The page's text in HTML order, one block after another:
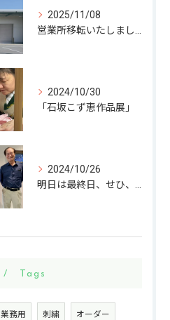
2025/11/08
2024/10/30
「石坂こず恵作品展」
2024/10/26
Tags
業務用 刺繍 オーダー